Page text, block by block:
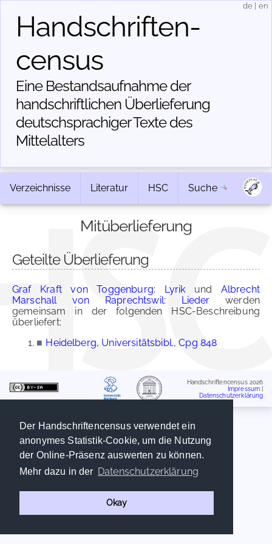
Der Handschriftencensus verwendet ein
anonymes Statistik-Cookie, um die Nutzung
der Online-Präsenz auswerten zu können.
Mehr dazu in der Datenschutzerklärung
Okay
Handschriften­
census
Eine Bestandsaufnahme der
handschriftlichen Über­lieferung
deutschsprachiger Texte des
Mittelalters
de en
Verzeichnisse Literatur HSC Suche
Mitüberlieferung
Geteilte Überlieferung
Graf Kraft von Toggenburg: Lyrik und Albrecht
Marschall von Raprechtswil: Lieder werden
gemeinsam in der folgenden HSC-Beschreibung
überliefert:
■ Heidelberg, Universitätsbibl., Cpg 848
Handschriftencensus 2026
Impressum
Datenschutzerklärung